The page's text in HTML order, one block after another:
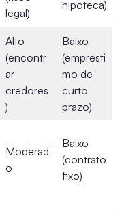
legal)
hipoteca)
Alto
(encontr
ar
credores
)
Baixo
(emprésti
mo de
curto
prazo)
Moderad
o
Baixo
(contrato
fixo)